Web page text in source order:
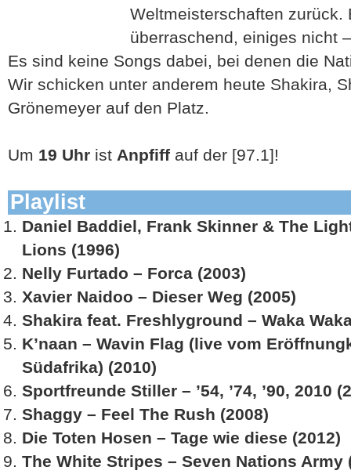
Weltmeisterschaften zurück.
überraschend, einiges nicht
Es sind keine Songs dabei, bei denen die
Wir schicken unter anderem heute Shakira,
Grönemeyer auf den Platz.
Um 19 Uhr ist Anpfiff auf der [97.1]!
Playlist
Daniel Baddiel, Frank Skinner & The
Lions (1996)
Nelly Furtado – Forca (2003)
Xavier Naidoo – Dieser Weg (2005)
Shakira feat. Freshlyground – Waka
K’naan – Wavin Flag (live vom
Südafrika) (2010)
Sportfreunde Stiller – ’54, ’74, ’90, 2010
Shaggy – Feel The Rush (2008)
Die Toten Hosen – Tage wie diese (2012)
The White Stripes – Seven Nations Army